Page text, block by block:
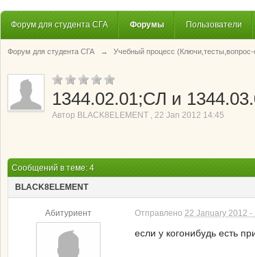
Форум для студента СГА Форумы Пользователи
Форум для студента СГА → Учебный процесс
1344.02.01;СЛ и
Автор BLACK8ELEMENT , 22 Jan 2012 14:45
Сообщений в теме: 4
BLACK8ELEMENT
Абитуриент Отправлено 22 January 2012 -
если у когонибудь есть